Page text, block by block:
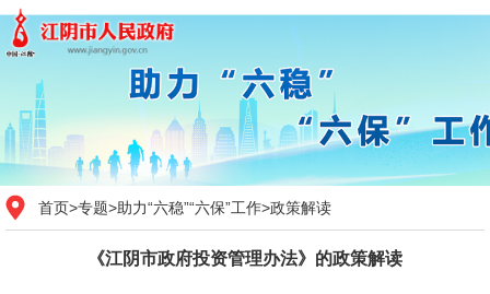
首页>专题>助力“六稳”“六保”工作>政策解读
《江阴市政府投资管理办法》的政策解读